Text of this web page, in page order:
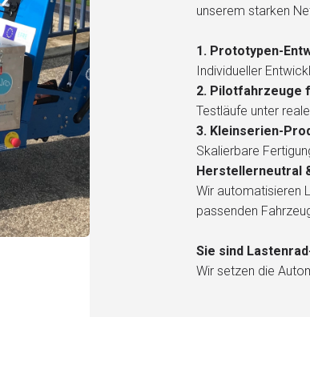
unserem starken
1. Prototypen-
Individueller
2. Pilotfahrzeuge
Testläufe unter
3. Kleinserien-
Skalierbare
Herstellerneutral
Wir automatisieren
passenden
Sie sind
Wir setzen die